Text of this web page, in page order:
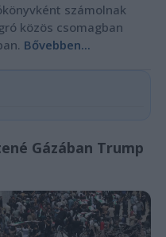
számolnak
közös csomagban
Bővebben...
Gázában Trump